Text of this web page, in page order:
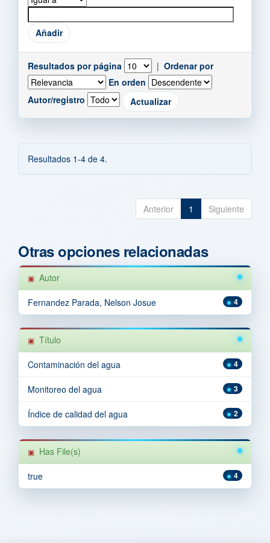
Resultados por página | Ordenar por
En orden
Autor/registro
Resultados 1-4 de 4.
Anterior 1 Siguiente
Otras opciones relacionadas
Autor
4
Fernandez Parada, Nelson Josue
Título
4
Contaminación del agua
3
Monitoreo del agua
2
Índice de calidad del agua
Has File(s)
4
true